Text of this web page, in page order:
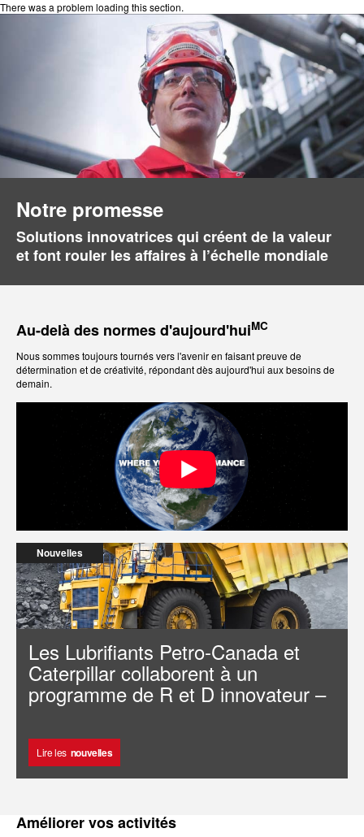
There was a problem loading this section.
Notre promesse
Solutions innovatrices qui créent de la valeur
et font rouler les affaires à l’échelle mondiale
Au-delà des normes d'aujourd'huiMC
Nous sommes toujours tournés vers l'avenir en faisant preuve de
détermination et de créativité, répondant dès aujourd'hui aux besoins de
demain.
Nouvelles
Les Lubrifiants Petro-Canada et
Caterpillar collaborent à un
programme de R et D innovateur –
Lire les nouvelles
Améliorer vos activités